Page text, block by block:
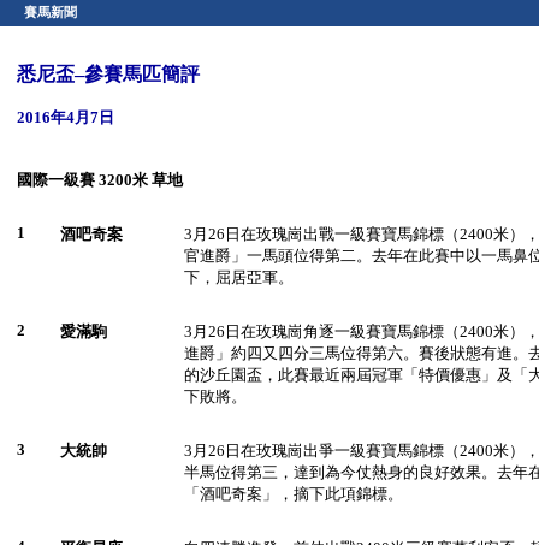
賽馬新聞
悉尼盃–參賽馬匹簡評
2016年4月7日
國際一級賽 3200米 草地
1 酒吧奇案
3月26日在玫瑰崗出戰一級賽寶馬錦標（2400米）
官進爵」一馬頭位得第二。去年在此賽中以一馬鼻
下，屈居亞軍。
2 愛滿駒
3月26日在玫瑰崗角逐一級賽寶馬錦標（2400米）
進爵」約四又四分三馬位得第六。賽後狀態有進。
的沙丘園盃，此賽最近兩屆冠軍「特價優惠」及「
下敗將。
3 大統帥
3月26日在玫瑰崗出爭一級賽寶馬錦標（2400米）
半馬位得第三，達到為今仗熱身的良好效果。去年
「酒吧奇案」，摘下此項錦標。